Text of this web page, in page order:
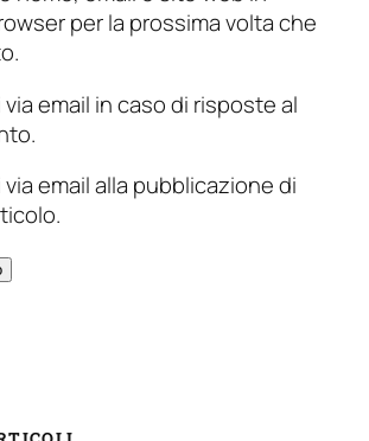
per la prossima volta che
email in caso di risposte al
email alla pubblicazione di